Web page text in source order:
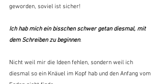
geworden, soviel ist sicher!
Ich hab mich ein bisschen schwer getan diesmal, mit
dem Schreiben zu beginnen.
Nicht weil mir die Ideen fehlen, sondern weil ich
diesmal so ein Knäuel im Kopf hab und den Anfang vom